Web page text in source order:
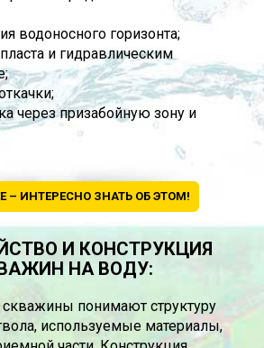
водоносного горизонта;
и гидравлическим
через призабойную зону и
– ИНТЕРЕСНО ЗНАТЬ ОБ ЭТОМ!
И КОНСТРУКЦИЯ
НА ВОДУ:
понимают структуру
используемые материалы,